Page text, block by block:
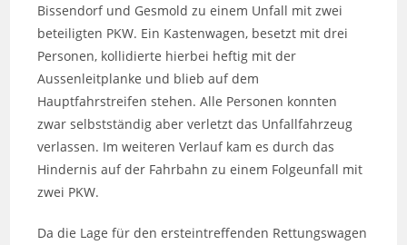
Bissendorf und Gesmold zu einem Unfall mit zwei
beteiligten PKW. Ein Kastenwagen, besetzt mit drei
Personen, kollidierte hierbei heftig mit der
Aussenleitplanke und blieb auf dem
Hauptfahrstreifen stehen. Alle Personen konnten
zwar selbstständig aber verletzt das Unfallfahrzeug
verlassen. Im weiteren Verlauf kam es durch das
Hindernis auf der Fahrbahn zu einem Folgeunfall mit
zwei PKW.
Da die Lage für den ersteintreffenden Rettungswagen